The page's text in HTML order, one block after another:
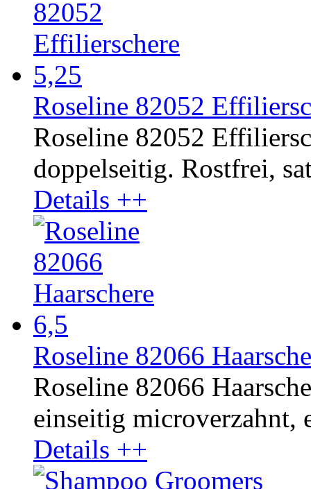
Roseline 82052
Roseline 82052
doppelseitig. Rostfrei,
Details ++
Roseline 82066
Roseline 82066
einseitig microverzahnt,
Details ++